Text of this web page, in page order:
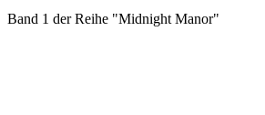
Band 1 der Reihe "Midnight Manor"